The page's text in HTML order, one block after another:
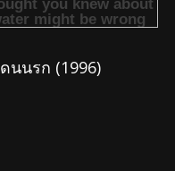
นนรก (1996)